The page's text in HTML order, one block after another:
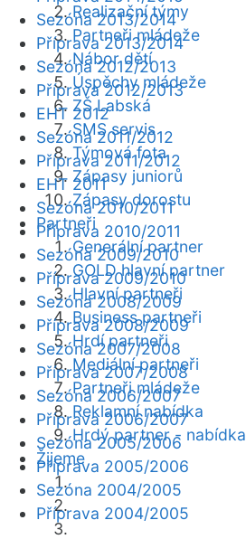
Realizační týmy
Partneři mládeže
Nábor dětí
Úspěchy mládeže
ZŠ Labská
SMS servis
Týmová fota
Zápasy juniorů
Zápasy dorostu
Partneři
Generální partner
GOLD hlavní partner
Hlavní partneři
Business partneři
Hrdí partneři
Mediální partneři
Partneři mládeže
Reklamní nabídka
Hrdý partner - nabídka
Žijeme
Sezóna 2013/2014
Příprava 2013/2014
Sezóna 2012/2013
Příprava 2012/2013
EHT 2012
Sezóna 2011/2012
Příprava 2011/2012
EHT 2011
Sezóna 2010/2011
Příprava 2010/2011
Sezóna 2009/2010
Příprava 2009/2010
Sezóna 2008/2009
Příprava 2008/2009
Sezóna 2007/2008
Příprava 2007/2008
Sezóna 2006/2007
Příprava 2006/2007
Sezóna 2005/2006
Příprava 2005/2006
Sezóna 2004/2005
Příprava 2004/2005